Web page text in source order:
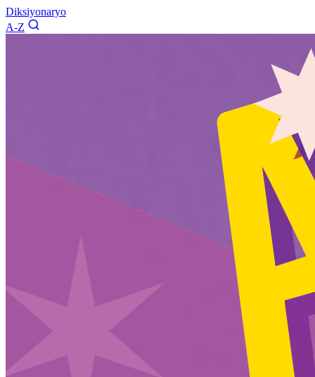
Diksiyonaryo
A-Z